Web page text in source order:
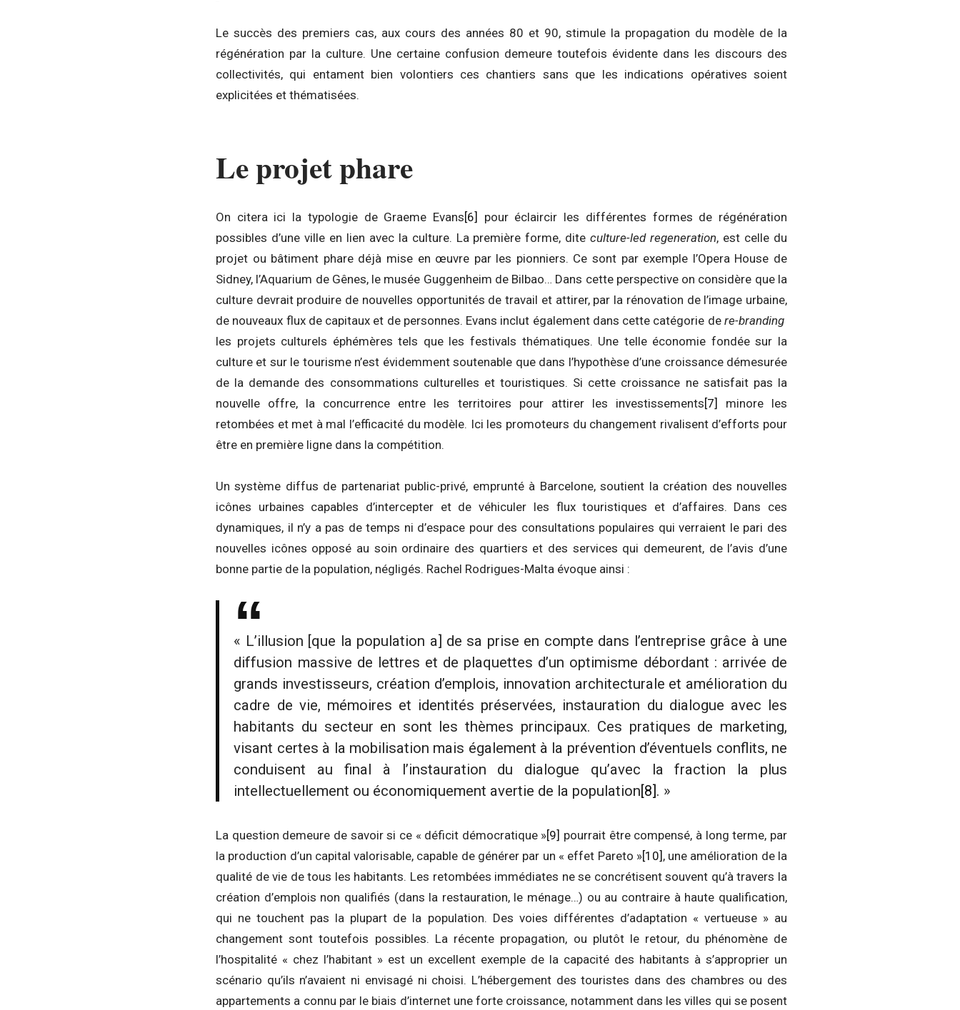
Le succès des premiers cas, aux cours des années 80 et 90, stimule la propagation du modèle de la
régénération par la culture. Une certaine confusion demeure toutefois évidente dans les discours des
collectivités, qui entament bien volontiers ces chantiers sans que les indications opératives soient
explicitées et thématisées.
Le projet phare
On citera ici la typologie de Graeme Evans[6]
pour éclaircir les différentes formes de régénération
possibles d’une ville en lien avec la culture. La première forme, diteculture-led regeneration, est celle du
projet ou bâtiment phare déjà mise en œuvre par les pionniers. Ce sont par exemple l’Opera House de
Sidney, l’Aquarium de Gênes, le musée Guggenheim de Bilbao… Dans cette perspective on considère que la
culture devrait produire de nouvelles opportunités de travail et attirer, par la rénovation de l’image urbaine,
de nouveaux flux de capitaux et de personnes. Evans inclut également dans cette catégorie de re-branding
les projets culturels éphémères tels que les festivals thématiques. Une telle économie fondée sur la
culture et sur le tourisme n’est évidemment soutenable que dans l’hypothèse d’une croissance démesurée
de la demande des consommations culturelles et touristiques. Si cette croissance ne satisfait pas la
nouvelle offre, la concurrence entre les territoires pour attirer les investissements[7]
minore les
retombées et met à mal l’efficacité du modèle. Ici les promoteurs du changement rivalisent d’efforts pour
être en première ligne dans la compétition.
Un système diffus de partenariat public-privé, emprunté à Barcelone, soutient la création des nouvelles
icônes urbaines capables d’intercepter et de véhiculer les flux touristiques et d’affaires. Dans ces
dynamiques, il n’y a pas de temps ni d’espace pour des consultations populaires qui verraient le pari des
nouvelles icônes opposé au soin ordinaire des quartiers et des services qui demeurent, de l’avis d’une
bonne partie de la population, négligés. Rachel Rodrigues-Malta évoque ainsi :
« L’illusion [que la population a] de sa prise en compte dans l’entreprise grâce à une
diffusion massive de lettres et de plaquettes d’un optimisme débordant : arrivée de
grands investisseurs, création d’emplois, innovation architecturale et amélioration du
cadre de vie, mémoires et identités préservées, instauration du dialogue avec les
habitants du secteur en sont les thèmes principaux. Ces pratiques de marketing,
visant certes à la mobilisation mais également à la prévention d’éventuels conflits, ne
conduisent au final à l’instauration du dialogue qu’avec la fraction la plus
intellectuellement ou économiquement avertie de la population[8]. »
La question demeure de savoir si ce « déficit démocratique »[9] pourrait être compensé, à long terme, par
la production d’un capital valorisable, capable de générer par un « effet Pareto »[10] , une amélioration de la
qualité de vie de tous les habitants. Les retombées immédiates ne se concrétisent souvent qu’à travers la
création d’emplois non qualifiés (dans la restauration, le ménage…) ou au contraire à haute qualification,
qui ne touchent pas la plupart de la population. Des voies différentes d’adaptation « vertueuse » au
changement sont toutefois possibles. La récente propagation, ou plutôt le retour, du phénomène de
l’hospitalité « chez l’habitant » est un excellent exemple de la capacité des habitants à s’approprier un
scénario qu’ils n’avaient ni envisagé ni choisi. L’hébergement des touristes dans des chambres ou des
appartements a connu par le biais d’internet une forte croissance, notamment dans les villes qui se posent